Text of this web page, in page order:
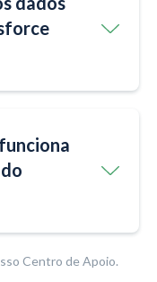
Centro de Apoio.